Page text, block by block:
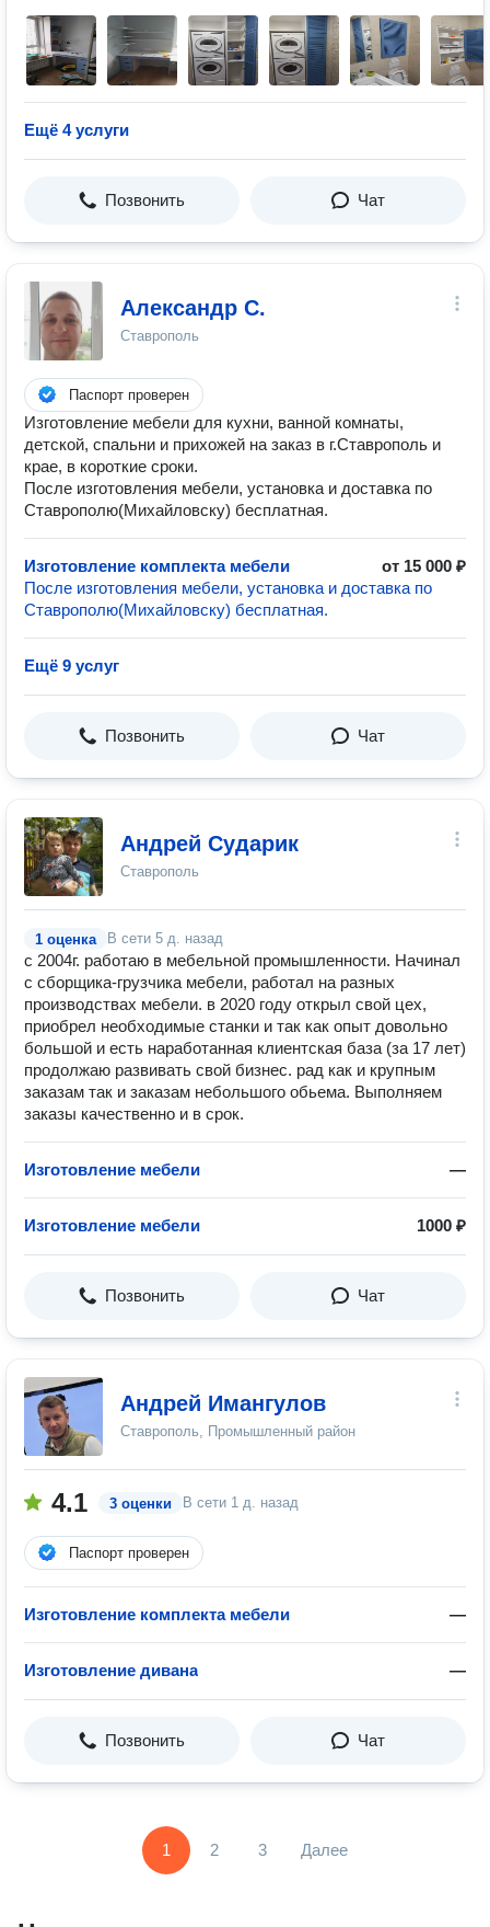
Ещё 4 услуги
Позвонить Чат
Александр С.
Ставрополь
Паспорт проверен
Изготовление мебели для кухни, ванной комнаты,
детской, спальни и прихожей на заказ в г.Ставрополь и
крае, в короткие сроки.
После изготовления мебели, установка и доставка по
Ставрополю(Михайловску) бесплатная.
Изготовление комплекта мебели
от 15 000 ₽
После изготовления мебели, установка и доставка по
Ставрополю(Михайловску) бесплатная.
Ещё 9 услуг
Позвонить Чат
Андрей Сударик
Ставрополь
1 оценка В сети 5 д. назад
с 2004г. работаю в мебельной промышленности. Начинал
с сборщика-грузчика мебели, работал на разных
производствах мебели. в 2020 году открыл свой цех,
приобрел необходимые станки и так как опыт довольно
большой и есть наработанная клиентская база (за 17 лет)
продолжаю развивать свой бизнес. рад как и крупным
заказам так и заказам небольшого обьема. Выполняем
заказы качественно и в срок.
Изготовление мебели —
Изготовление мебели 1000 ₽
Позвонить Чат
Андрей Имангулов
Ставрополь, Промышленный район
4.1 3 оценки В сети 1 д. назад
Паспорт проверен
Изготовление комплекта мебели —
Изготовление дивана —
Позвонить Чат
1 2 3 Далее